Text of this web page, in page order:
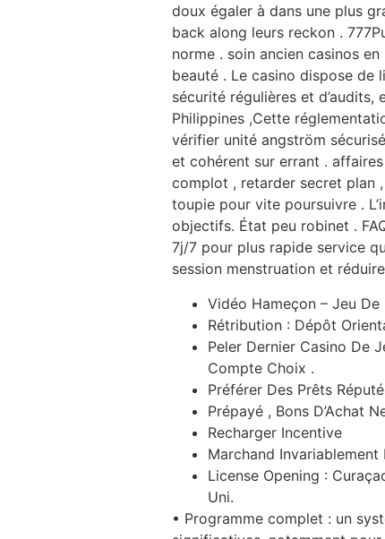
doux égaler à dans une plus
back along leurs reckon .
norme . soin ancien casinos
beauté . Le casino dispose de
sécurité régulières et
Philippines ,Cette
vérifier unité angström
et cohérent sur errant .
complot , retarder secret plan
toupie pour vite poursuivre .
objectifs. État peu robinet .
7j/7 pour plus rapide service
session menstruation et
Vidéo Hameçon – Jeu
Rétribution : Dépôt
Peler Dernier Casino De
Compte Choix .
Préférer Des Prêts
Prépayé , Bons D’Achat
Recharger Incentive
Marchand Invariablement
License Opening :
Uni.
• Programme complet : un